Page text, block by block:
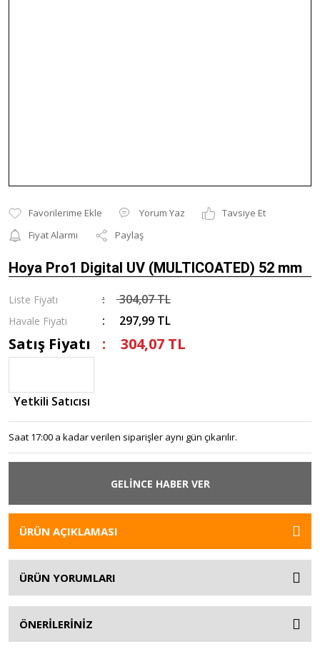
Yorum Yaz
Tavsiye Et
Fiyat Alarmı
Paylaş
Hoya Pro1 Digital UV (MULTICOATED) 52 mm
Liste Fiyatı 304,07 TL
Havale Fiyatı 297,99 TL
Satış Fiyatı 304,07 TL
Yetkili Satıcısı
Saat 17:00 a kadar verilen siparişler aynı gün çıkarılır.
GELİNCE HABER VER
ÜRÜN AÇIKLAMASI
ÜRÜN YORUMLARI
ÖNERİLERİNİZ